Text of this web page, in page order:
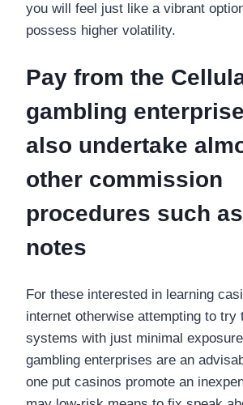
you will feel just like a vibrant
possess higher volatility.
Pay from the
gambling
also undertake
other commission
procedures such
notes
For these interested in learning
internet otherwise attempting to try
systems with just minimal
gambling enterprises are an
one put casinos promote an